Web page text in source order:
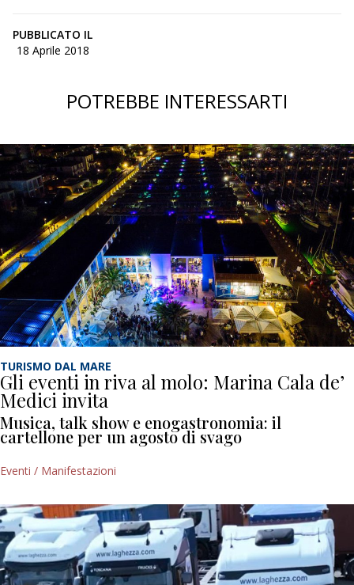
PUBBLICATO IL
18 Aprile 2018
POTREBBE INTERESSARTI
TURISMO DAL MARE
Gli eventi in riva al molo: Marina Cala de’
Medici invita
Musica, talk show e enogastronomia: il
cartellone per un agosto di svago
Eventi / Manifestazioni